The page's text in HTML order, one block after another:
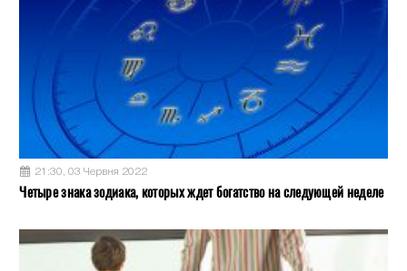
21:30, 03 Червня 2022
Четыре знака зодиака, которых ждет богатство на следующей неделе